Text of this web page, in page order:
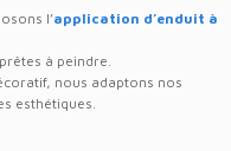
l’application d’enduit à
à peindre.
nous adaptons nos
esthétiques.